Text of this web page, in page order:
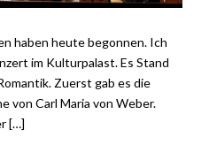
haben heute begonnen. Ich
im Kulturpalast. Es Stand
Zuerst gab es die
von Carl Maria von Weber.
[…]